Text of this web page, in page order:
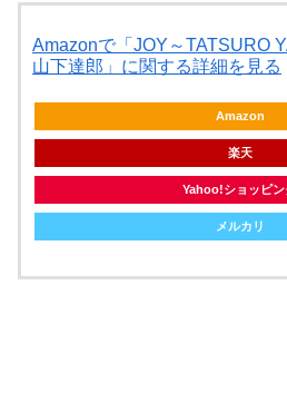
Amazonで「JOY～TATSURO
山下達郎」に関する詳細を見る
Amazon
楽天
Yahoo!ショッピン
メルカリ